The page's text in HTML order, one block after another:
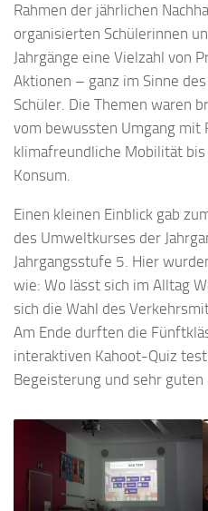
Rahmen der jährlichen
organisierten Schülerinnen
Jahrgänge eine Vielzahl von
Aktionen – ganz im Sinne
Schüler. Die Themen waren
vom bewussten Umgang mit
klimafreundliche Mobilität
Konsum.
Einen kleinen Einblick gab
des Umweltkurses der
Jahrgangsstufe 5. Hier
wie: Wo lässt sich im Alltag
sich die Wahl des
Am Ende durften die
interaktiven Kahoot-Quiz
Begeisterung und sehr guten